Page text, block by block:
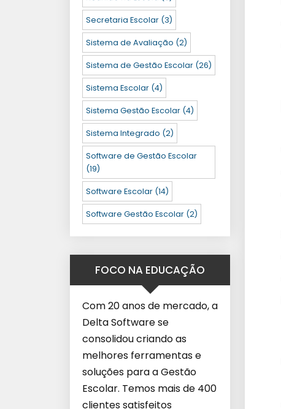
Secretaria Escolar (3)
Sistema de Avaliação (2)
Sistema de Gestão Escolar (26)
Sistema Escolar (4)
Sistema Gestão Escolar (4)
Sistema Integrado (2)
Software de Gestão Escolar
(19)
Software Escolar (14)
Software Gestão Escolar (2)
FOCO NA EDUCAÇÃO
Com 20 anos de mercado, a
Delta Software se
consolidou criando as
melhores ferramentas e
soluções para a Gestão
Escolar. Temos mais de 400
clientes satisfeitos